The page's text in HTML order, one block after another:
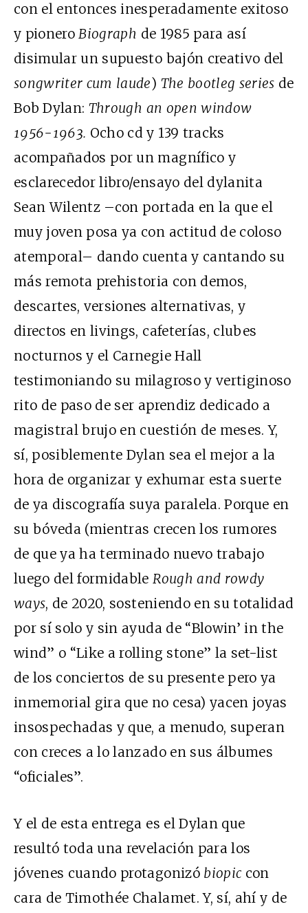
con el entonces inesperadamente exitoso
y pionero Biograph de 1985 para así
disimular un supuesto bajón creativo del
songwriter cum laude) The bootleg series de
Bob Dylan: Through an open window
1956-1963. Ocho cd y 139 tracks
acompañados por un magnífico y
esclarecedor libro/ensayo del dylanita
Sean Wilentz –con portada en la que el
muy joven posa ya con actitud de coloso
atemporal– dando cuenta y cantando su
más remota prehistoria con demos,
descartes, versiones alternativas, y
directos en livings, cafeterías, clubes
nocturnos y el Carnegie Hall
testimoniando su milagroso y vertiginoso
rito de paso de ser aprendiz dedicado a
magistral brujo en cuestión de meses. Y,
sí, posiblemente Dylan sea el mejor a la
hora de organizar y exhumar esta suerte
de ya discografía suya paralela. Porque en
su bóveda (mientras crecen los rumores
de que ya ha terminado nuevo trabajo
luego del formidable Rough and rowdy
ways, de 2020, sosteniendo en su totalidad
por sí solo y sin ayuda de “Blowin’ in the
wind” o “Like a rolling stone” la set-list
de los conciertos de su presente pero ya
inmemorial gira que no cesa) yacen joyas
insospechadas y que, a menudo, superan
con creces a lo lanzado en sus álbumes
“oficiales”.
Y el de esta entrega es el Dylan que
resultó toda una revelación para los
jóvenes cuando protagonizó biopic con
cara de Timothée Chalamet. Y, sí, ahí y de